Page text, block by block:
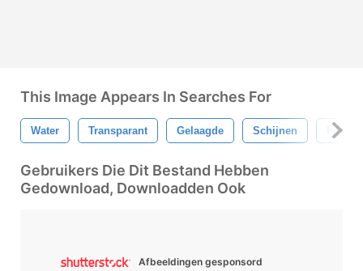
This Image Appears In Searches For
Water Transparant Gelaagde Schijnen
Gebruikers Die Dit Bestand Hebben
Gedownload, Downloadden Ook
Afbeeldingen gesponsord